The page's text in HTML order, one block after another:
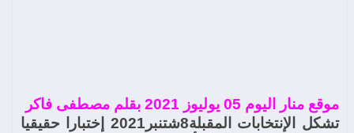
موقع منار اليوم 05 يوليوز 2021 بقلم مصطفى فاكر
تشكل الإنتخابات المقبلة8شتنبر2021 إختبارا حقيقيا